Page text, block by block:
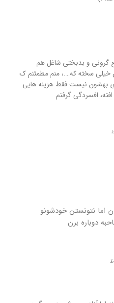
گرونی و بدبختی شاغل هم
خیلی سخته که….، منم مطمئنم ک
بهشون نیست فقط هزینه هایی
افسردگی گرفتم
اما نتونستن خودشونو
دوباره برن